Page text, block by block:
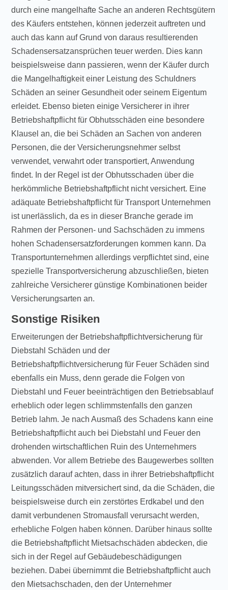
durch eine mangelhafte Sache an anderen Rechtsgütern
des Käufers entstehen, können jederzeit auftreten und
auch das kann auf Grund von daraus resultierenden
Schadensersatzansprüchen teuer werden. Dies kann
beispielsweise dann passieren, wenn der Käufer durch
die Mangelhaftigkeit einer Leistung des Schuldners
Schäden an seiner Gesundheit oder seinem Eigentum
erleidet. Ebenso bieten einige Versicherer in ihrer
Betriebshaftpflicht für Obhutsschäden eine besondere
Klausel an, die bei Schäden an Sachen von anderen
Personen, die der Versicherungsnehmer selbst
verwendet, verwahrt oder transportiert, Anwendung
findet. In der Regel ist der Obhutsschaden über die
herkömmliche Betriebshaftpflicht nicht versichert. Eine
adäquate Betriebshaftpflicht für Transport Unternehmen
ist unerlässlich, da es in dieser Branche gerade im
Rahmen der Personen- und Sachschäden zu immens
hohen Schadensersatzforderungen kommen kann. Da
Transportunternehmen allerdings verpflichtet sind, eine
spezielle Transportversicherung abzuschließen, bieten
zahlreiche Versicherer günstige Kombinationen beider
Versicherungsarten an.
Sonstige Risiken
Erweiterungen der Betriebshaftpflichtversicherung für
Diebstahl Schäden und der
Betriebshaftpflichtversicherung für Feuer Schäden sind
ebenfalls ein Muss, denn gerade die Folgen von
Diebstahl und Feuer beeinträchtigen den Betriebsablauf
erheblich oder legen schlimmstenfalls den ganzen
Betrieb lahm. Je nach Ausmaß des Schadens kann eine
Betriebshaftpflicht auch bei Diebstahl und Feuer den
drohenden wirtschaftlichen Ruin des Unternehmers
abwenden. Vor allem Betriebe des Baugewerbes sollten
zusätzlich darauf achten, dass in ihrer Betriebshaftpflicht
Leitungsschäden mitversichert sind, da die Schäden, die
beispielsweise durch ein zerstörtes Erdkabel und den
damit verbundenen Stromausfall verursacht werden,
erhebliche Folgen haben können. Darüber hinaus sollte
die Betriebshaftpflicht Mietsachschäden abdecken, die
sich in der Regel auf Gebäudebeschädigungen
beziehen. Dabei übernimmt die Betriebshaftpflicht auch
den Mietsachschaden, den der Unternehmer